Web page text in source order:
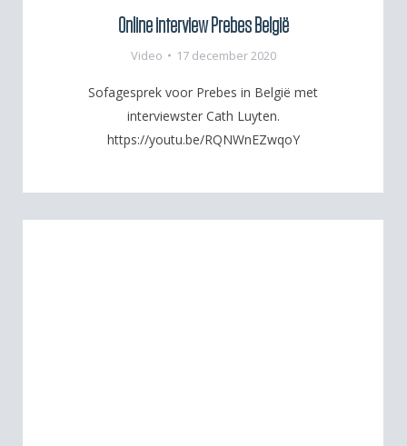
Online interview Prebes België
Video 17 december 2020
Sofagesprek voor Prebes in België met
interviewster Cath Luyten.
https://youtu.be/RQNWnEZwqoY